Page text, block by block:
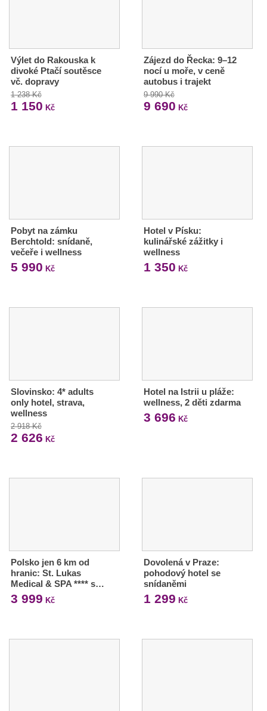
Výlet do Rakouska k
divoké Ptačí soutěsce
vč. dopravy
1 238 Kč
1 150 Kč
Zájezd do Řecka: 9–12
nocí u moře, v ceně
autobus i trajekt
9 990 Kč
9 690 Kč
Pobyt na zámku
Berchtold: snídaně,
večeře i wellness
5 990 Kč
Hotel v Písku:
kulinářské zážitky i
wellness
1 350 Kč
Slovinsko: 4* adults
only hotel, strava,
wellness
2 918 Kč
2 626 Kč
Hotel na Istrii u pláže:
wellness, 2 děti zdarma
3 696 Kč
Polsko jen 6 km od
hranic: St. Lukas
Medical & SPA **** s…
3 999 Kč
Dovolená v Praze:
pohodový hotel se
snídaněmi
1 299 Kč